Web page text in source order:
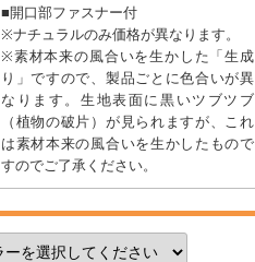
■開口部ファスナー付
※ナチュラルのみ価格が異なります。
※素材本来の風合いを生かした「生成
り」ですので、製品ごとに色合いが異
なります。生地表面に黒いツブツブ
（植物の破片）が見られますが、これ
は素材本来の風合いを生かしたもので
すのでご了承ください。